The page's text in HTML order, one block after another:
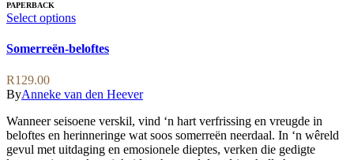
variants.
options
chosen
on
the
product
page
PAPERBACK
Select optionsThis
has
The
options
may
be
chosen
Somerreën-beloftes
R129.00
ByAnneke van den Heever
Wanneer seisoene verskil, vind ‘n hart verfrissing en vreugde in
beloftes en herinneringe wat soos somerreën neerdaal. In ‘n wêreld
gevul met uitdaging en emosionele dieptes, verken die gedigte